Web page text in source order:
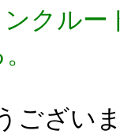
クルー
ござい